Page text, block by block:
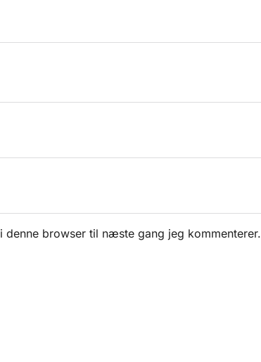
denne browser til næste gang jeg kommenterer.